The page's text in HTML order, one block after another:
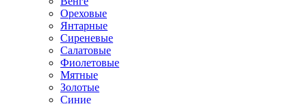
Ореховые
Янтарные
Сиреневые
Салатовые
Фиолетовые
Мятные
Золотые
Синие